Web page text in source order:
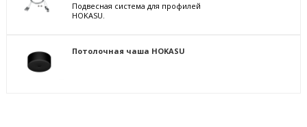
Подвесная система для профилей
HOKASU.
Потолочная чаша HOKASU